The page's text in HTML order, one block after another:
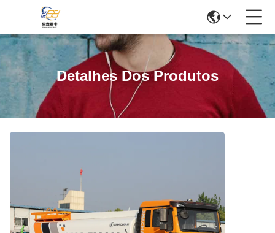
Detalhes Dos Produtos